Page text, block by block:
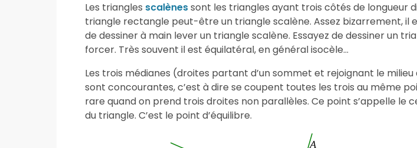
Les triangles scalènessont les triangles ayant trois côtés de longueur
triangle rectangle peut-être un triangle scalène. Assez bizarrement, il
de dessiner à main lever un triangle scalène. Essayez de dessiner un
forcer. Très souvent il est équilatéral, en général isocèle…
Les trois médianes (droites partant d’un sommet et rejoignant le milieu
sont concourantes, c’est à dire se coupent toutes les trois au même
rare quand on prend trois droites non parallèles. Ce point s’appelle le
du triangle. C’est le point d’équilibre.